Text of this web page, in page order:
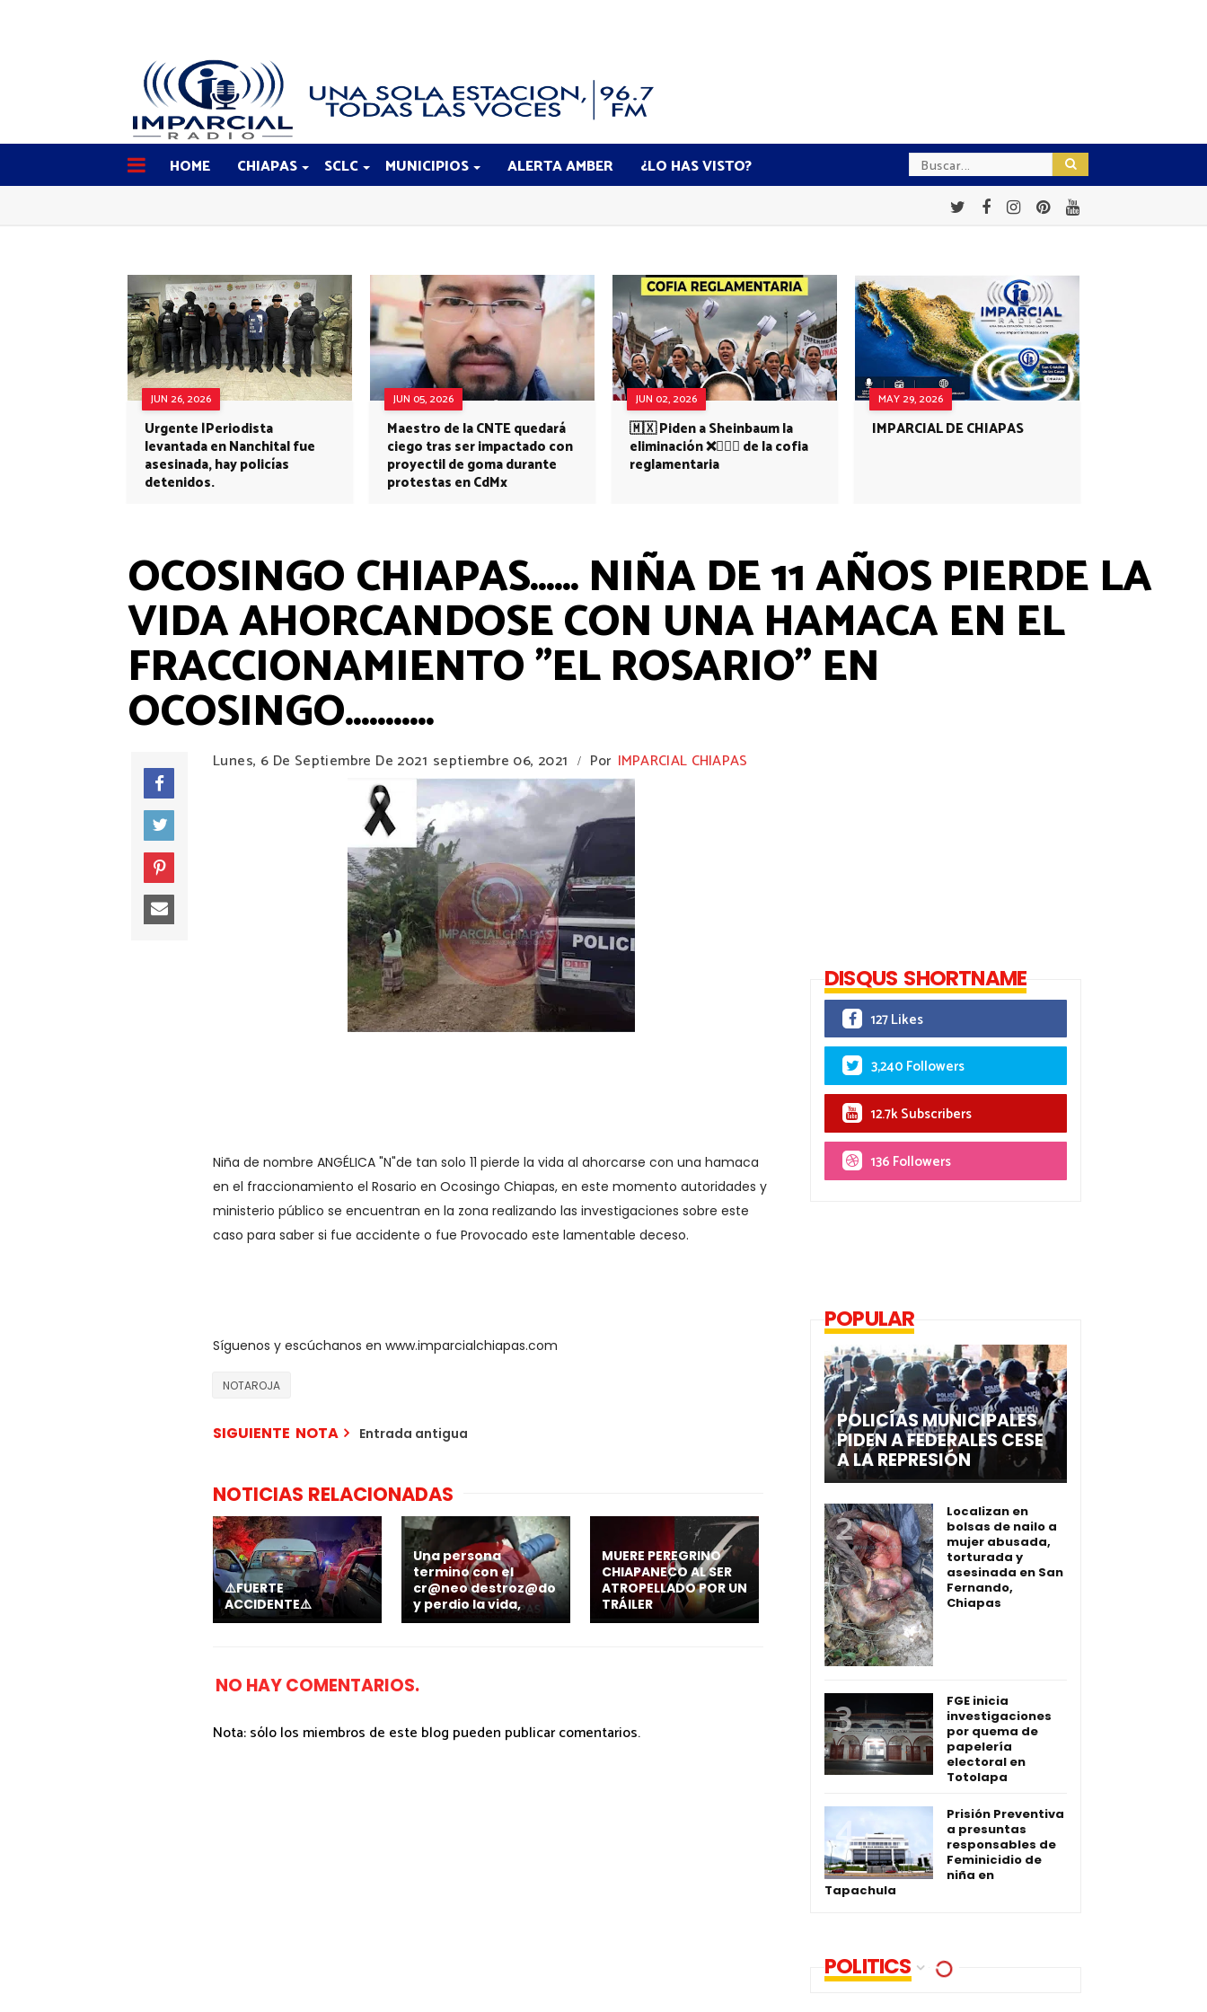
HOME CHIAPAS SCLC MUNICIPIOS ALERTA AMBER ¿LO HAS VISTO?
JUN 26, 2026
Urgente |Periodista
levantada en Nanchital fue
asesinada, hay policías
detenidos.
JUN 05, 2026
Maestro de la CNTE quedará
ciego tras ser impactado con
proyectil de goma durante
protestas en CdMx
JUN 02, 2026
🇲🇽 Piden a Sheinbaum la
eliminación ❌👩🏻‍⚕️ de la cofia
reglamentaria
MAY 29, 2026
IMPARCIAL DE CHIAPAS
OCOSINGO CHIAPAS...... NIÑA DE 11 AÑOS PIERDE LA
VIDA AHORCANDOSE CON UNA HAMACA EN EL
FRACCIONAMIENTO "EL ROSARIO" EN
OCOSINGO...........
Lunes, 6 De Septiembre De 2021 septiembre 06, 2021 / Por IMPARCIAL CHIAPAS
Niña de nombre ANGÉLICA "N"de tan solo 11 pierde la vida al ahorcarse con una hamaca
en el fraccionamiento el Rosario en Ocosingo Chiapas, en este momento autoridades y
ministerio público se encuentran en la zona realizando las investigaciones sobre este
caso para saber si fue accidente o fue Provocado este lamentable deceso.
Síguenos y escúchanos en www.imparcialchiapas.com
NOTAROJA
SIGUIENTE NOTA Entrada antigua
NOTICIAS RELACIONADAS
⚠️FUERTE
ACCIDENTE⚠️
Una persona
termino con el
cr@neo destroz@do
y perdio la vida,
MUERE PEREGRINO
CHIAPANECO AL SER
ATROPELLADO POR UN
TRÁILER
NO HAY COMENTARIOS.
Nota: sólo los miembros de este blog pueden publicar comentarios.
DISQUS SHORTNAME
127 Likes
3,240 Followers
12.7k Subscribers
136 Followers
POPULAR
POLICÍAS MUNICIPALES
PIDEN A FEDERALES CESE
A LA REPRESIÓN
Localizan en
bolsas de nailo a
mujer abusada,
torturada y
asesinada en San
Fernando,
Chiapas
FGE inicia
investigaciones
por quema de
papelería
electoral en
Totolapa
Prisión Preventiva
a presuntas
responsables de
Feminicidio de
niña en
Tapachula
POLITICS